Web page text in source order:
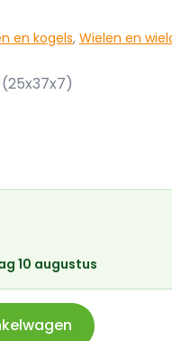
en kogels, Wielen en
10 augustus